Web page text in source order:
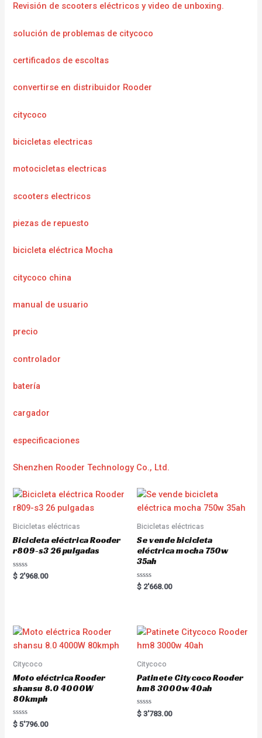
Revisión de scooters eléctricos y video de unboxing.
solución de problemas de citycoco
certificados de escoltas
convertirse en distribuidor Rooder
citycoco
bicicletas electricas
motocicletas electricas
scooters electricos
piezas de repuesto
bicicleta eléctrica Mocha
citycoco china
manual de usuario
precio
controlador
batería
cargador
especificaciones
Shenzhen Rooder Technology Co., Ltd.
Bicicletas eléctricas
Bicicleta eléctrica Rooder
r809-s3 26 pulgadas
R
a
u
t
f
$ 2'968.00
Bicicletas eléctricas
Se vende bicicleta
eléctrica mocha 750w
35ah
R
a
o
u
t
o
5
$ 2'668.00
Citycoco
Moto eléctrica Rooder
shansu 8.0 4000W
80kmph
R
a
$ 5'796.00
Citycoco
Patinete Citycoco Rooder
hm8 3000w 40ah
R
a
$ 3'783.00